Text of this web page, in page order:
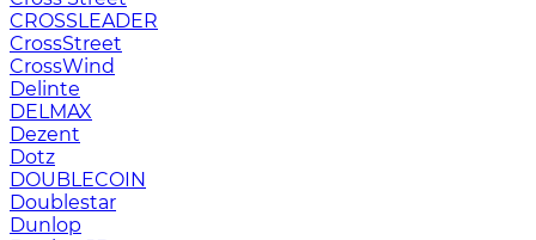
CROSSLEADER
CrossStreet
CrossWind
Delinte
DELMAX
Dezent
Dotz
DOUBLECOIN
Doublestar
Dunlop